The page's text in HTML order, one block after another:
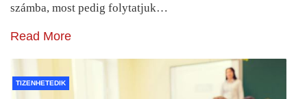
számba, most pedig folytatjuk…
Read More
TIZENHETEDIK